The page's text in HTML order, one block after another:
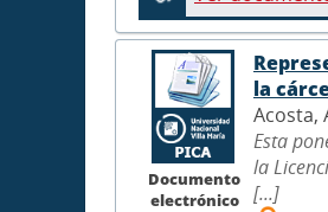
Documento
electrónico
la
Acosta,
Esta
la
[...]